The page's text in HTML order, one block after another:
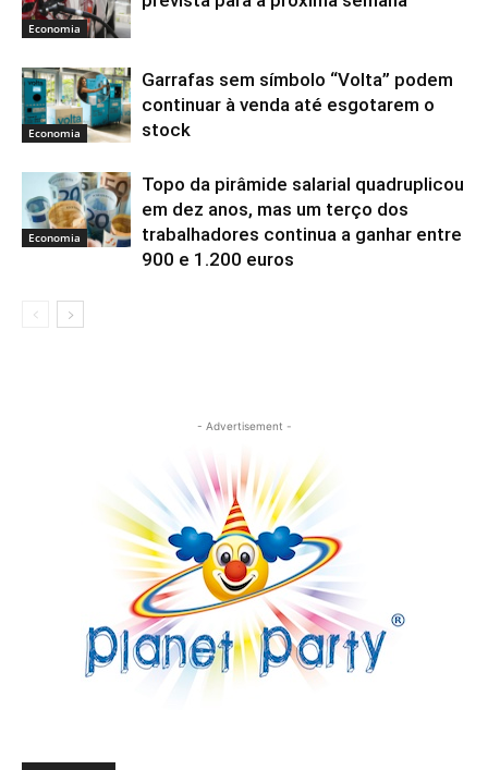
Economia
Economia
Garrafas sem símbolo “Volta” podem
continuar à venda até esgotarem o
stock
Economia
Topo da pirâmide salarial quadruplicou
em dez anos, mas um terço dos
trabalhadores continua a ganhar entre
900 e 1.200 euros
- Advertisement -